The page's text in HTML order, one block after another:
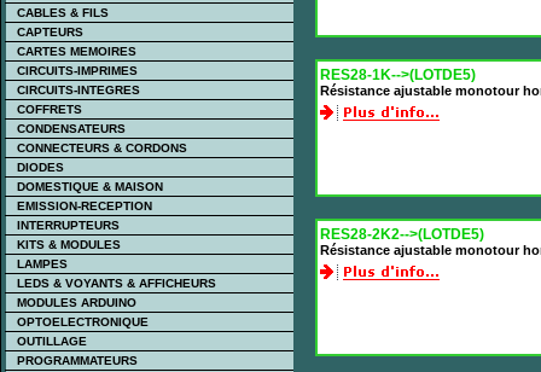
CABLES & FILS
CAPTEURS
CARTES MEMOIRES
CIRCUITS-IMPRIMES
CIRCUITS-INTEGRES
COFFRETS
CONDENSATEURS
CONNECTEURS & CORDONS
DIODES
DOMESTIQUE & MAISON
EMISSION-RECEPTION
INTERRUPTEURS
KITS & MODULES
LAMPES
LEDS & VOYANTS & AFFICHEURS
MODULES ARDUINO
OPTOELECTRONIQUE
OUTILLAGE
PROGRAMMATEURS
RES28-1K-->(LOTDE5)
Résistance ajustable monotour
RES28-2K2-->(LOTDE5)
Résistance ajustable monotour